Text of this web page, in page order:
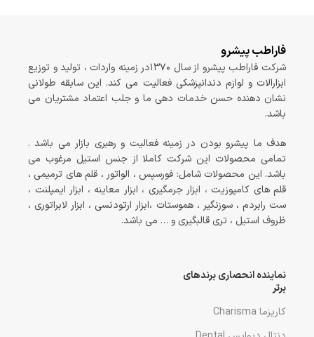
فاراطب پیشرو
شرکت فاراطب پیشرو از سال ۱۳۷۰در زمینه واردات ، تولید و توزیع
ابزارالات و لوازم دندانپزشکی فعالیت می کند. این سابقه طولانی
نشان دهنده حسن خدمات دهی ما و جلب اعتماد مشتریان می
باشد.
هدف ما پیشرو بودن در زمینه فعالیت و رهبری بازار می باشد .
تمامی محصولات این شرکت کاملا از جنس استیل مرغوب می
باشد. این محصولات شامل: فورسپس ، الواتور ، قلم های ترمیمی ،
قلم های کامپوزیت ، ابزار جرمگیری ، ابزار معاینه ، ابزار ایمپلنت ،
ست رابردم ، سوزنگیر ، هموستات ،ابزار ارتودنسی ، ابزار لابراتوری ،
ظروف استیل ، تری قالبگیری و … می باشد.
نماینده انحصاری برندهای
برتر
کاریزما Charisma